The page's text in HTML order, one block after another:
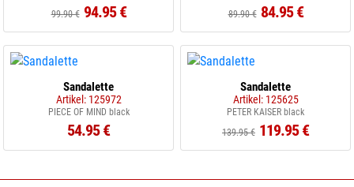
99.90 € 94.95 €
89.90 € 84.95 €
Sandalette
Artikel: 125972
PIECE OF MIND black
54.95 €
Sandalette
Artikel: 125625
PETER KAISER black
139.95 € 119.95 €